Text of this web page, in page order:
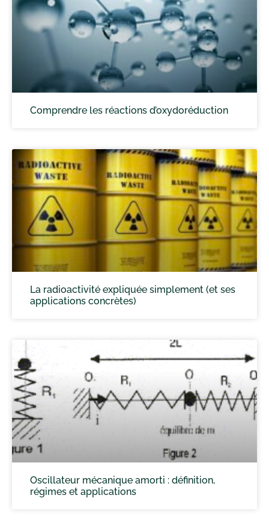
Comprendre les réactions d’oxydoréduction
La radioactivité expliquée simplement (et ses
applications concrètes)
Oscillateur mécanique amorti : définition,
régimes et applications